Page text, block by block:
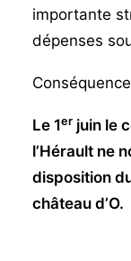
importante
dépenses
Le 1er juin le
l’Hérault ne
disposition
château d’O.